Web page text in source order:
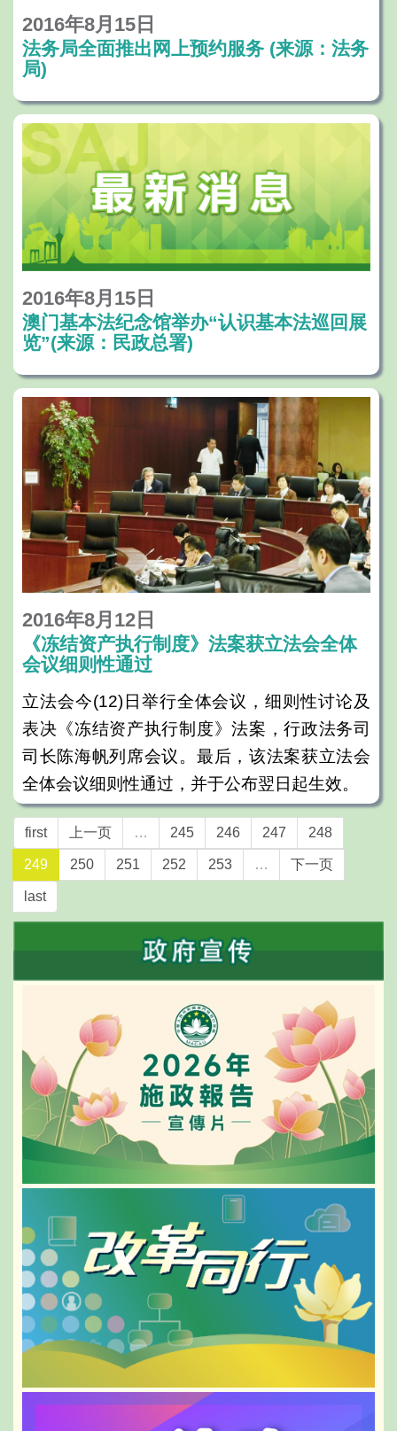
2016年8月15日
法务局全面推出网上预约服务 (来源：法务
局)
2016年8月15日
澳门基本法纪念馆举办“认识基本法巡回展
览”(来源：民政总署)
2016年8月12日
《冻结资产执行制度》法案获立法会全体
会议细则性通过
立法会今(12)日举行全体会议，细则性讨论及
表决《冻结资产执行制度》法案，行政法务司
司长陈海帆列席会议。最后，该法案获立法会
全体会议细则性通过，并于公布翌日起生效。
first 上一页 … 245 246 247 248
249 250 251 252 253 … 下一页
last